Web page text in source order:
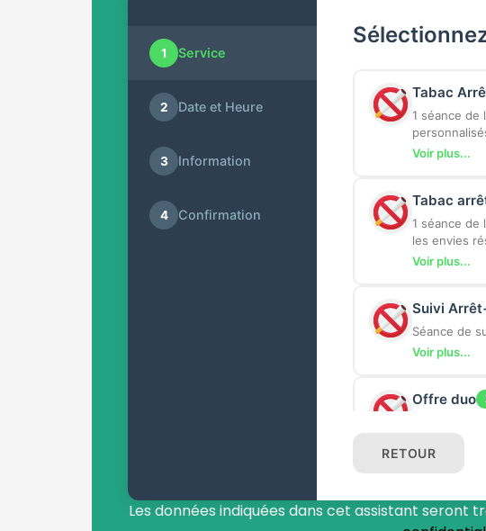
1 Service
2 Date et Heure
3 Information
4 Confirmation
Tabac
1 séance de laser avec
Voir plus...
Tabac
1 séance de
les envies
sevrage.
Voir plus...
Suivi
Séance de
Voir plus...
Offre duo
Voir plus...
Cannabis
RETOUR
Les données indiquées dans cet assistant